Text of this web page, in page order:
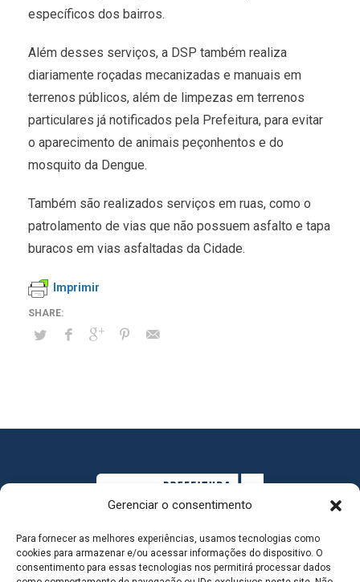
Gerenciar o consentimento
Para fornecer as melhores experiências, usamos tecnologias como
cookies para armazenar e/ou acessar informações do dispositivo. O
consentimento para essas tecnologias nos permitirá processar dados
específicos dos bairros.
Além desses serviços, a DSP também realiza
diariamente roçadas mecanizadas e manuais em
terrenos públicos, além de limpezas em terrenos
particulares já notificados pela Prefeitura, para evitar
o aparecimento de animais peçonhentos e do
mosquito da Dengue.
Também são realizados serviços em ruas, como o
patrolamento de vias que não possuem asfalto e tapa
buracos em vias asfaltadas da Cidade.
Imprimir